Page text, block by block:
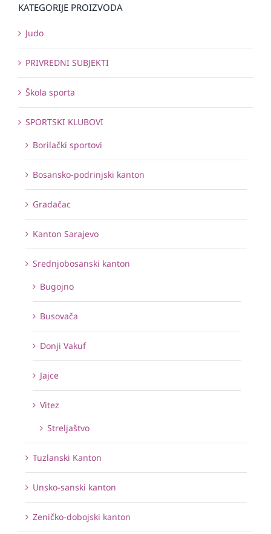
KATEGORIJE PROIZVODA
Judo
PRIVREDNI SUBJEKTI
Škola sporta
SPORTSKI KLUBOVI
Borilački sportovi
Bosansko-podrinjski kanton
Gradačac
Kanton Sarajevo
Srednjobosanski kanton
Bugojno
Busovača
Donji Vakuf
Jajce
Vitez
Streljaštvo
Tuzlanski Kanton
Unsko-sanski kanton
Zeničko-dobojski kanton